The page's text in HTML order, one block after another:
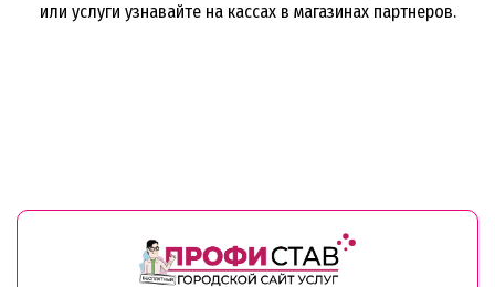
или услуги узнавайте на кассах в магазинах партнеров.